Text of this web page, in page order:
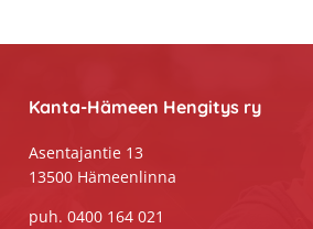
Kanta-Hämeen Hengitys ry
Asentajantie 13
13500 Hämeenlinna
puh. 0400 164 021